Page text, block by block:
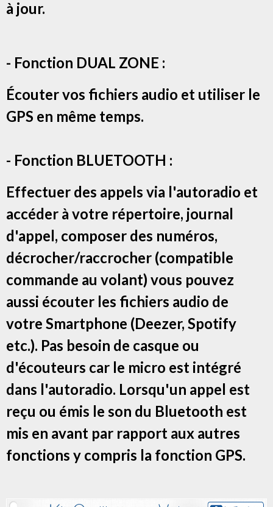
à jour.
- Fonction DUAL ZONE :
Écouter vos fichiers audio et utiliser le
GPS en même temps.
- Fonction BLUETOOTH :
Effectuer des appels via l'autoradio et
accéder à votre répertoire, journal
d'appel, composer des numéros,
décrocher/raccrocher (compatible
commande au volant) vous pouvez
aussi écouter les fichiers audio de
votre Smartphone (Deezer, Spotify
etc.). Pas besoin de casque ou
d'écouteurs car le micro est intégré
dans l'autoradio. Lorsqu'un appel est
reçu ou émis le son du Bluetooth est
mis en avant par rapport aux autres
fonctions y compris la fonction GPS.